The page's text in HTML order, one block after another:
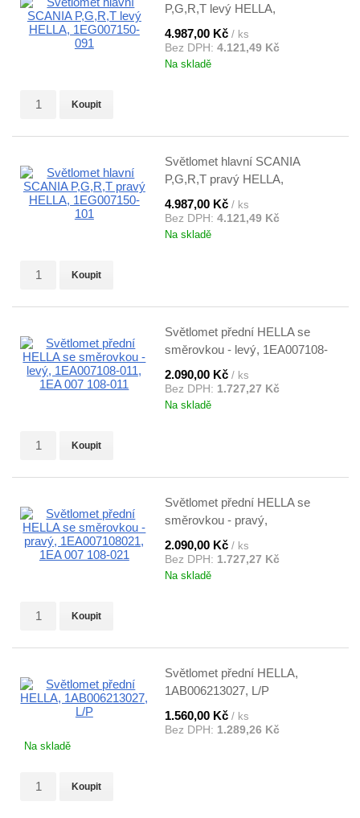
P,G,R,T levý HELLA,
1EG007150-091
4.987,00 Kč / ks
Bez DPH: 4.121,49 Kč
Na skladě
Koupit
Světlomet hlavní SCANIA
P,G,R,T pravý HELLA,
1EG007150-101
4.987,00 Kč / ks
Bez DPH: 4.121,49 Kč
Na skladě
Koupit
Světlomet přední HELLA se
směrovkou - levý, 1EA007108-
011, 1EA 007 108-011
2.090,00 Kč / ks
Bez DPH: 1.727,27 Kč
Na skladě
Koupit
Světlomet přední HELLA se
směrovkou - pravý,
1EA007108021, 1EA 007 108-
021
2.090,00 Kč / ks
Bez DPH: 1.727,27 Kč
Na skladě
Koupit
Světlomet přední HELLA,
1AB006213027, L/P
1.560,00 Kč / ks
Bez DPH: 1.289,26 Kč
Na skladě
Koupit